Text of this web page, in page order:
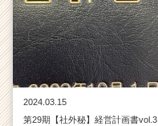
r
C
a
r
e
e
2024.03.15
第29期【社外秘】経営計画書vol.3